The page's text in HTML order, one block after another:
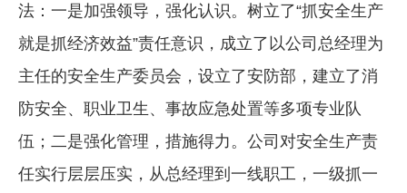
法：一是加强领导，强化认识。树立了“抓安全生产
就是抓经济效益”责任意识，成立了以公司总经理为
主任的安全生产委员会，设立了安防部，建立了消
防安全、职业卫生、事故应急处置等多项专业队
伍；二是强化管理，措施得力。公司对安全生产责
任实行层层压实，从总经理到一线职工，一级抓一